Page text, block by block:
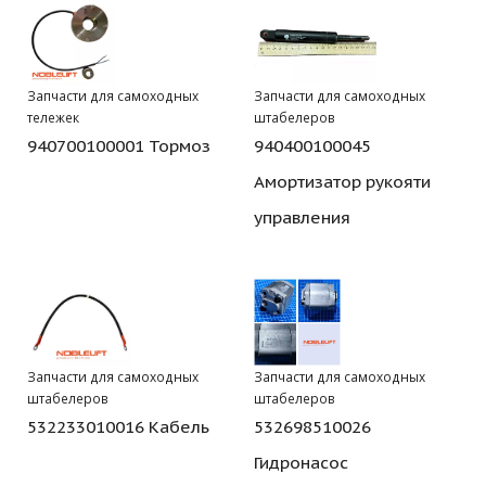
Запчасти для самоходных
тележек
940700100001 Тормоз
Запчасти для самоходных
штабелеров
940400100045
Амортизатор рукояти
управления
Запчасти для самоходных
штабелеров
532233010016 Кабель
Запчасти для самоходных
штабелеров
532698510026
Гидронасос